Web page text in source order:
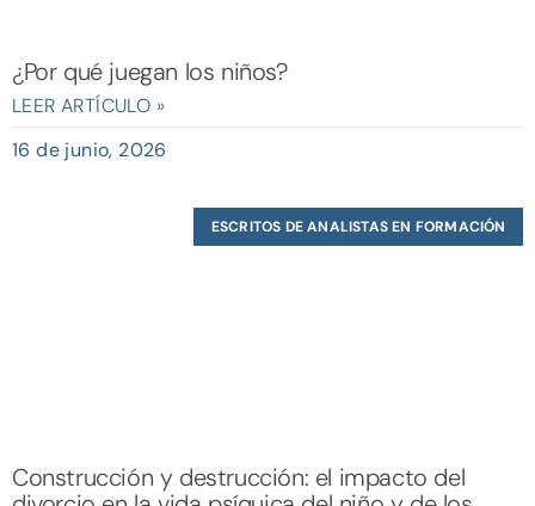
¿Por qué juegan los niños?
LEER ARTÍCULO »
16 de junio, 2026
ESCRITOS DE ANALISTAS EN FORMACIÓN
Construcción y destrucción: el impacto del